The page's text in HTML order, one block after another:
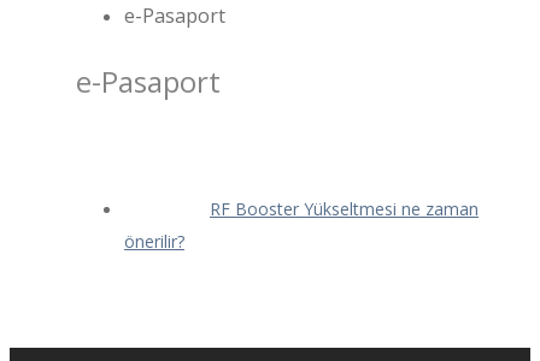
e-Pasaport
e-Pasaport
RF Booster Yükseltmesi ne zaman
önerilir?